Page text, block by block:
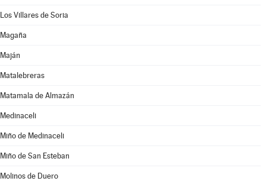
Los Villares de Soria
Magaña
Maján
Matalebreras
Matamala de Almazán
Medinaceli
Miño de Medinaceli
Miño de San Esteban
Molinos de Duero